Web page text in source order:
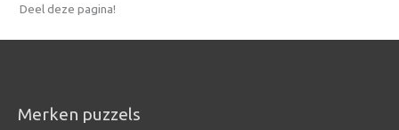
Deel deze pagina!
Merken puzzels